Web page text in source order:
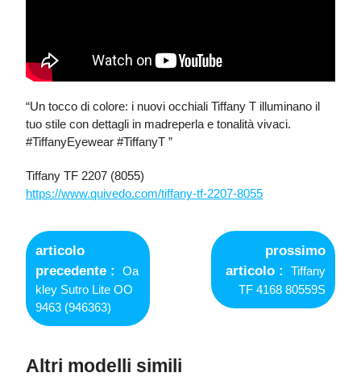
“Un tocco di colore: i nuovi occhiali Tiffany T illuminano il
tuo stile con dettagli in madreperla e tonalità vivaci.
#TiffanyEyewear #TiffanyT ”
Tiffany TF 2207 (8055)
https://www.quivedo.com/tiffany-tf-2207-8055
Navigazione
articoli
articolo
precedente
Older
Posts
Oa
kley Sutro Lite OO
9463 (946363)
prossimo
articolo
Newer
Posts
Tiffany
TF 4168 80559S
Altri modelli simili